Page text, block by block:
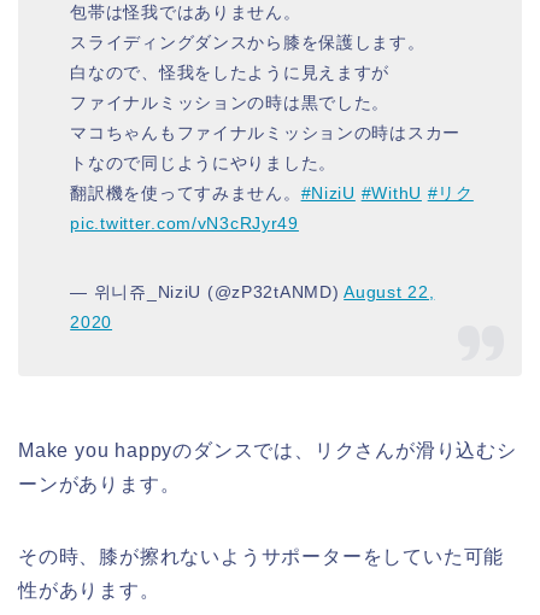
包帯は怪我ではありません。
スライディングダンスから膝を保護します。
白なので、怪我をしたように見えますが
ファイナルミッションの時は黒でした。
マコちゃんもファイナルミッションの時はスカー
トなので同じようにやりました。
翻訳機を使ってすみません。 #NiziU #WithU #リク
pic.twitter.com/vN3cRJyr49
— 위니쥬_NiziU (@zP32tANMD)August 22,
2020
Make you happyのダンスでは、リクさんが滑り込むシ
ーンがあります。
その時、膝が擦れないようサポーターをしていた可能
性があります。